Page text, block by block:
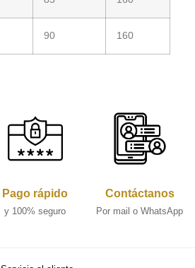
90 160
Pago rápido
y 100% seguro
Contáctanos
Por mail o WhatsApp